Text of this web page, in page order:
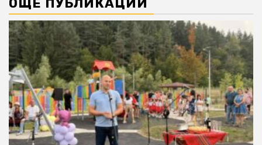
ОЩЕ ПУБЛИКАЦИИ